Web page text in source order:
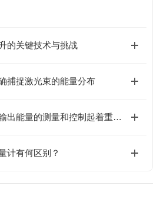
的关键技术与挑战
捕捉激光束的能量分布
激光能量计探头对激光输出能量的测量和控制起着重要作用
计有何区别？